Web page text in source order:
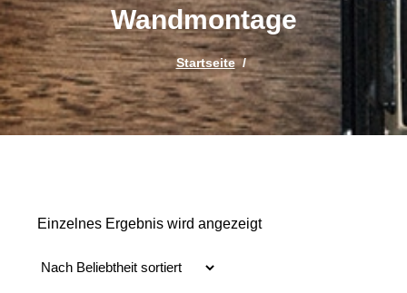
Wandmontage
Startseite/
Einzelnes Ergebnis wird angezeigt